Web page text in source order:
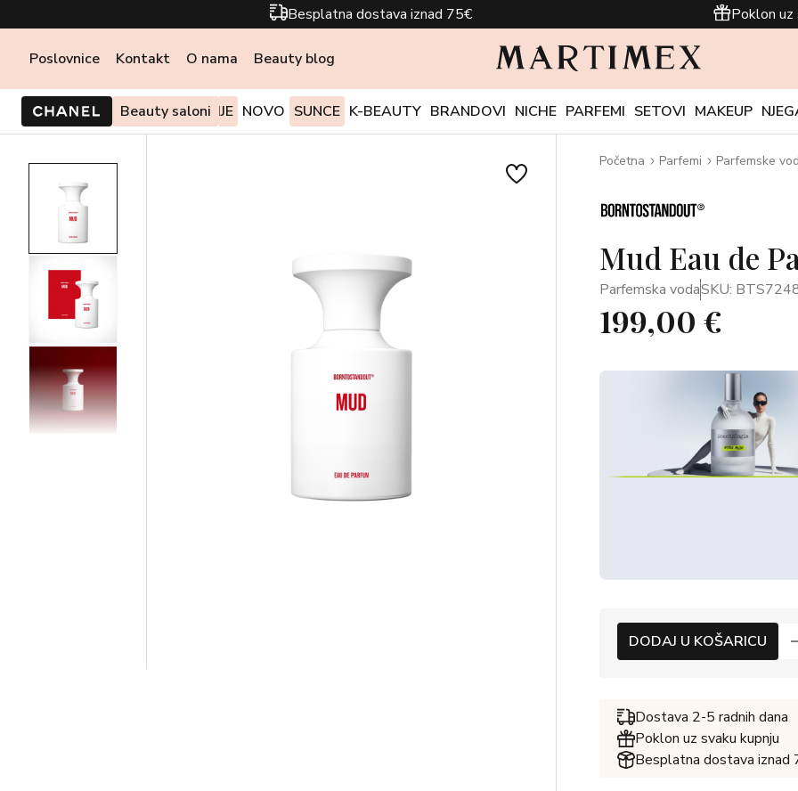
Besplatna dostava iznad 75€ Poklon uz
Poslovnice Kontakt O nama Beauty blog
Beauty saloni
PONUDE I AKCIJE NOVO SUNCE K-BEAUTY BRANDOVI NICHE PARFEMI SETOVI MAKEUP
Početna Parfemi Parfemske
Mud Eau de
Parfemska vodaSKU:
199,00 €
DODAJ U KOŠARICU
Dostava 2-5 radnih dana
Poklon uz svaku kupnju
Besplatna dostava iznad